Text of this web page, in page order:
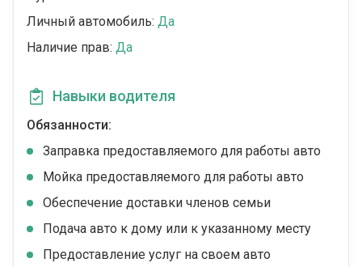
Личный автомобиль: Да
Наличие прав: Да
Навыки водителя
Обязанности:
Заправка предоставляемого для работы авто
Мойка предоставляемого для работы авто
Обеспечение доставки членов семьи
Подача авто к дому или к указанному месту
Предоставление услуг на своем авто